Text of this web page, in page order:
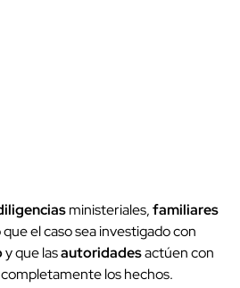
ministeriales,familiares
el caso sea investigado con
y que lasautoridadesactúen con
los hechos.